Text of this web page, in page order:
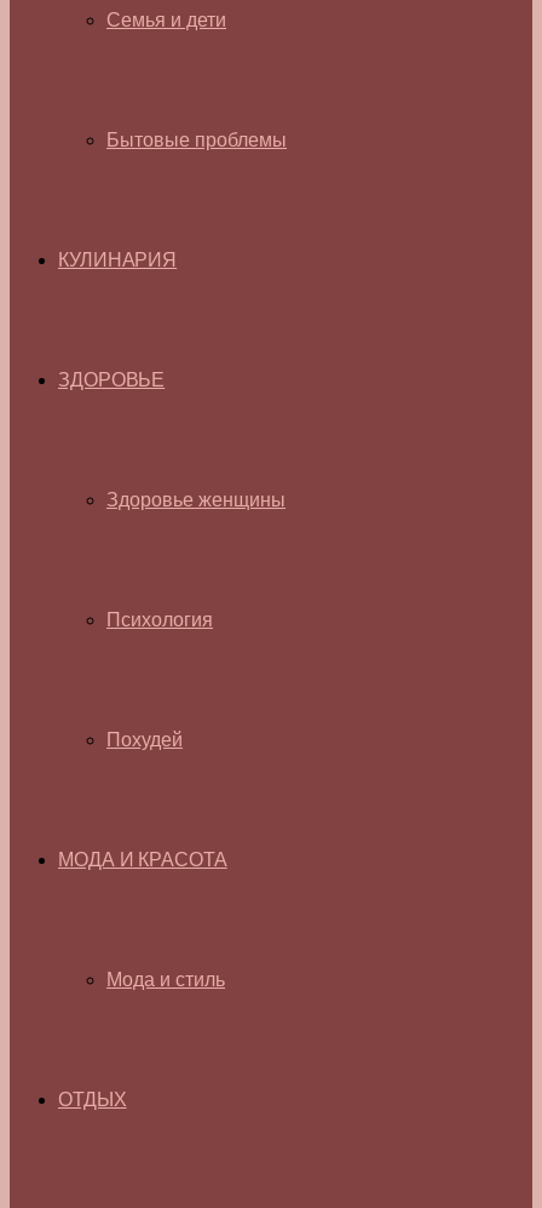
Семья и дети
Бытовые проблемы
КУЛИНАРИЯ
ЗДОРОВЬЕ
Здоровье женщины
Психология
Похудей
МОДА И КРАСОТА
Мода и стиль
ОТДЫХ